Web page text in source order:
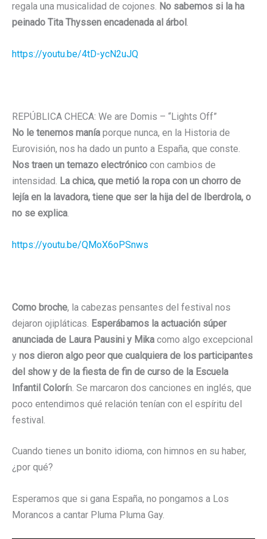
regala una musicalidad de cojones. No sabemos si la ha
peinado Tita Thyssen encadenada al árbol .
https://youtu.be/4tD-ycN2uJQ
REPÚBLICA CHECA: We are Domis – “Lights Off”
No le tenemos manía porque nunca, en la Historia de
Eurovisión, nos ha dado un punto a España, que conste.
Nos traen un temazo electrónico con cambios de
intensidad. La chica, que metió la ropa con un chorro de
lejía en la lavadora, tiene que ser la hija del de Iberdrola, o
no se explica.
https://youtu.be/QMoX6oPSnws
Como broche, la cabezas pensantes del festival nos
dejaron ojipláticas. Esperábamos la actuación súper
anunciada de Laura Pausini y Mika como algo excepcional
y nos dieron algo peor que cualquiera de los participantes
del show y de la fiesta de fin de curso de la Escuela
Infantil Colorín. Se marcaron dos canciones en inglés, que
poco entendimos qué relación tenían con el espíritu del
festival.
Cuando tienes un bonito idioma, con himnos en su haber,
¿por qué?
Esperamos que si gana España, no pongamos a Los
Morancos a cantar Pluma Pluma Gay.